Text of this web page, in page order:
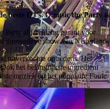
beste DJ’s. Qmusic the Party is
Party al jarenlang garant voor
innovatieve show van Nederland.
uitverkochte optredens. Het
het belangrijkste ingrediënt
muziek uit het populaire Foute